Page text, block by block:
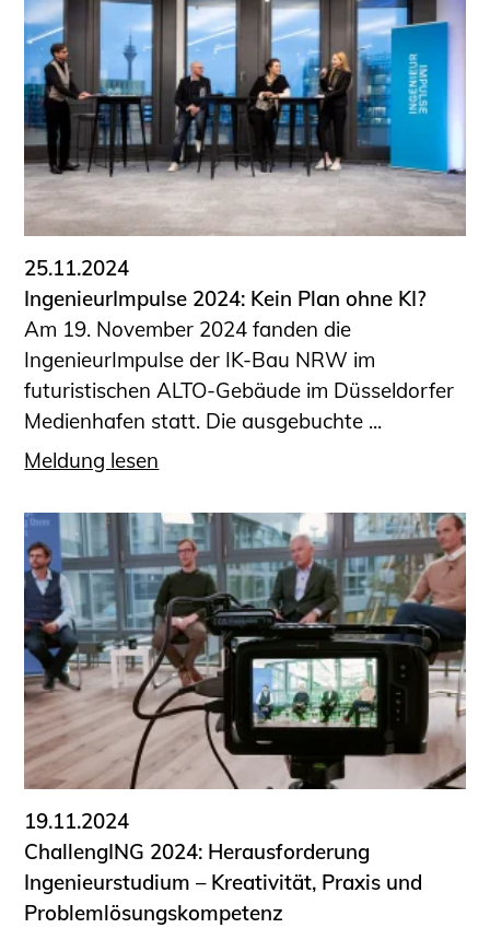
25.11.2024
IngenieurImpulse 2024: Kein Plan ohne KI?
Am 19. November 2024 fanden die
IngenieurImpulse der IK-Bau NRW im
futuristischen ALTO-Gebäude im Düsseldorfer
Medienhafen statt. Die ausgebuchte ...
Meldung lesen
19.11.2024
ChallengING 2024: Herausforderung
Ingenieurstudium – Kreativität, Praxis und
Problemlösungskompetenz